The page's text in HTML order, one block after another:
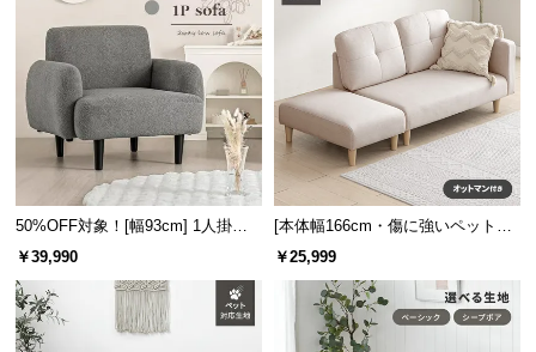
50%OFF対象！[幅93cm] 1人掛け
ソファ
￥39,990
[本体幅166cm・傷に強いペット対
応生地] ソファ 2人掛け ソファーベ
￥25,999